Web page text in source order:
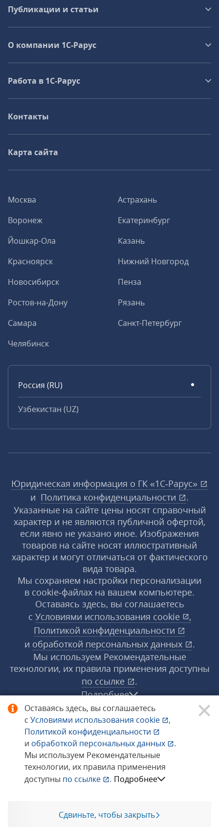
Оставаясь здесь, вы соглашаетесь
с Условиями использования cookie
,
Политикой конфиденциальности
и обработкой персональных данных
.
Мы используем Рекомендательные
технологии, их правила применения
доступны по ссылке . Подробнее
Сдвиньте, чтобы закрыть
Москва
Астрахань
Воронеж
Екатеринбург
Йошкар-Ола
Казань
Красноярск
Нижний Новгород
Новосибирск
Пенза
Ростов-на-Дону
Рязань
Самара
Санкт-Петербург
Челябинск
Россия (RU)
Узбекистан (UZ)
Публикации и статьи
О компании 1C-Рарус
Работа в 1С‑Рарус
Контакты
Карта сайта
Юридическая информация о ГК «1С‑Рарус»
и Политика конфиденциальности
.
Указанные на сайте цены носят справочный
характер и не являются публичной офертой,
если явно не указано иное. Изображения
товаров на сайте носят иллюстративный
характер и могут отличаться от фактического
вида товара.
Мы сохраняем настройки персонализации
в cookie‑файлах на вашем компьютере.
Оставаясь здесь, вы соглашаетесь
с Условиями использования cookie
,
Политикой конфиденциальности
и обработкой персональных данных
.
Мы используем Рекомендательные
технологии, их правила применения доступны
по ссылке
.
Подробнее
© 1998−2026 «1С‑Рарус» ®. Все права
защищены.
Сообщить об ошибке
Позвоните мне